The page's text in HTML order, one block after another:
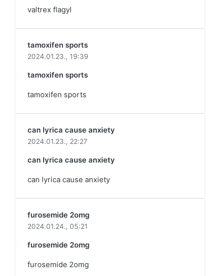
valtrex flagyl
tamoxifen sports
2024.01.23., 19:39
tamoxifen sports
tamoxifen sports
can lyrica cause anxiety
2024.01.23., 22:27
can lyrica cause anxiety
can lyrica cause anxiety
furosemide 2omg
2024.01.24., 05:21
furosemide 2omg
furosemide 2omg